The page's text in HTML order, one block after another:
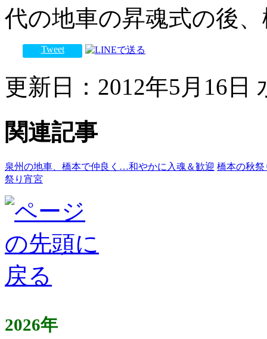
代の地車の昇魂式の後
Tweet
更新日：2012年5月16日
関連記事
泉州の地車、橋本で仲良く…和やかに入魂＆歓迎 橋本の秋
祭り宵宮
2026年